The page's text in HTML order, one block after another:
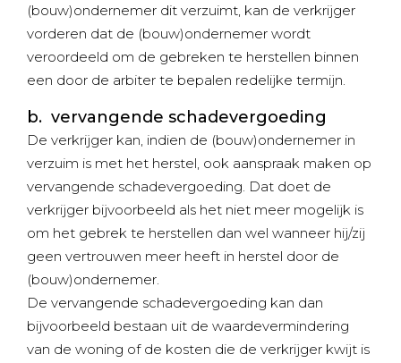
(bouw)ondernemer dit verzuimt, kan de verkrijger
vorderen dat de (bouw)ondernemer wordt
veroordeeld om de gebreken te herstellen binnen
een door de arbiter te bepalen redelijke termijn.
b. vervangende schadevergoeding
De verkrijger kan, indien de (bouw)ondernemer in
verzuim is met het herstel, ook aanspraak maken op
vervangende schadevergoeding. Dat doet de
verkrijger bijvoorbeeld als het niet meer mogelijk is
om het gebrek te herstellen dan wel wanneer hij/zij
geen vertrouwen meer heeft in herstel door de
(bouw)ondernemer.
De vervangende schadevergoeding kan dan
bijvoorbeeld bestaan uit de waardevermindering
van de woning of de kosten die de verkrijger kwijt is